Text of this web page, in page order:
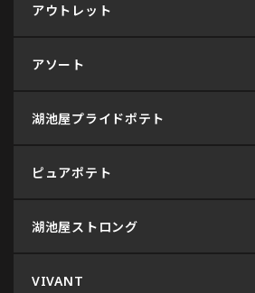
アウトレット
アソート
湖池屋プライドポテト
ピュアポテト
湖池屋ストロング
VIVANT